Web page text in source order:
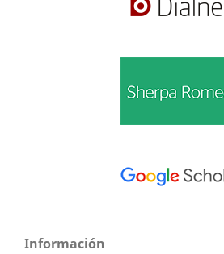
Información